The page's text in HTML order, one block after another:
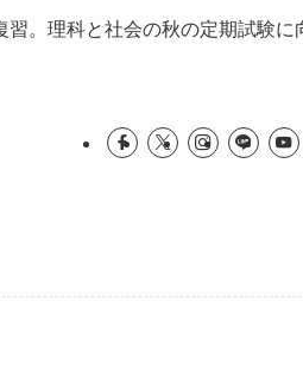
。理科と社会の秋の定期試験に